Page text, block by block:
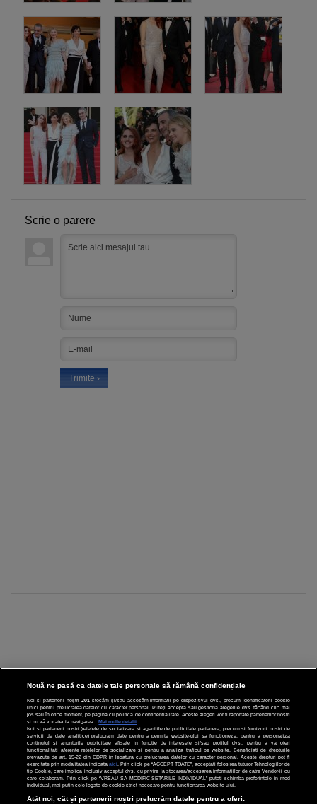
Scrie o parere
CINEMA
DIVERTISMENT
STIRI
TEHNOLOGIE
Nouă ne pasă ca datele tale personale să rămână confidențiale
Noi și partenerii noștri 201 stocăm și/sau accesăm informații pe dispozitivul dvs., precum identificatorii cookie
unici pentru prelucrarea datelor cu caracter personal. Puteți accepta sau gestiona alegerile dvs. făcând clic mai
jos sau în orice moment, pe pagina cu politica de confidențialitate. Aceste alegeri vor fi raportate partenerilor noștri
și nu vă vor afecta navigarea.
Mai multe detalii
Noi si partenerii nostri (retelele de socializare si agentiile de publicitate partenere, precum si furnizorii nostri de
servicii de date analitice) prelucram date pentru a permite website-ului sa functioneze, pentru a personaliza
continutul si anunturile publicitare afisate in functie de interesele si/sau profilul dvs., pentru a va oferi
functionalitati aferente retelelor de socializare si pentru a analiza traficul pe website. Beneficiati de drepturile
prevazute de art. 15-22 din GDPR in legatura cu prelucrarea datelor cu caracter personal. Aceste drepturi pot fi
exercitate prin modalitatea indicataaici . Prin click pe “ACCEPT TOATE”, acceptati folosirea tuturor Tehnologiilor de
tip Cookie, care implica inclusiv acceptul dvs. cu privire la stocarea/accesarea informatiilor de catre Vendor-ii cu
care colaboram. Prin click pe “VREAU SA MODIFIC SETARILE INDIVIDUAL” puteti schimba preferintele in mod
individual, mai putin cele legate de cookie strict necesare pentru functionarea website-ului.
Atât noi, cât și partenerii noștri prelucrăm datele pentru a oferi: